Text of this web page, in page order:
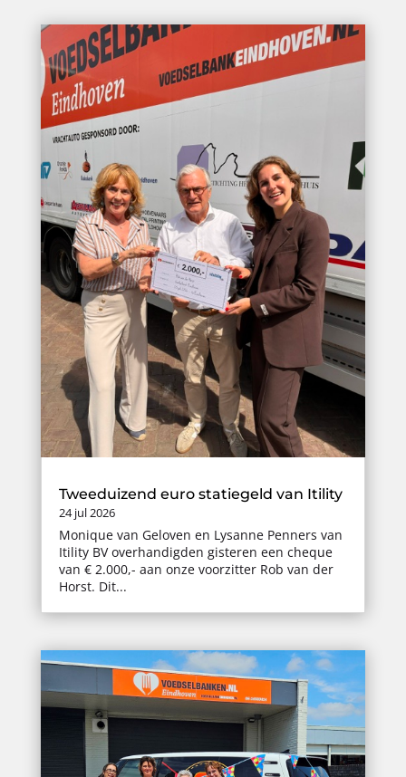
Tweeduizend euro statiegeld van Itility
24 jul 2026
Monique van Geloven en Lysanne Penners van
Itility BV overhandigden gisteren een cheque
van € 2.000,- aan onze voorzitter Rob van der
Horst. Dit...